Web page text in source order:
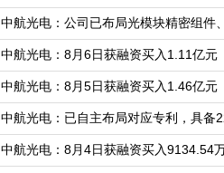
中航光电：公司已布局光模块精密组件
中航光电：8月6日获融资买入1.11亿元
中航光电：8月5日获融资买入1.46亿元
中航光电：已自主布局对应专利，具备
中航光电：8月4日获融资买入9134.54